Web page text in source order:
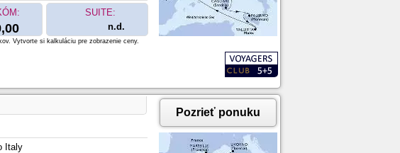
SUITE:
n.d.
Vytvorte si kalkuláciu pre zobrazenie ceny.
Italy
Pozrieť ponuku